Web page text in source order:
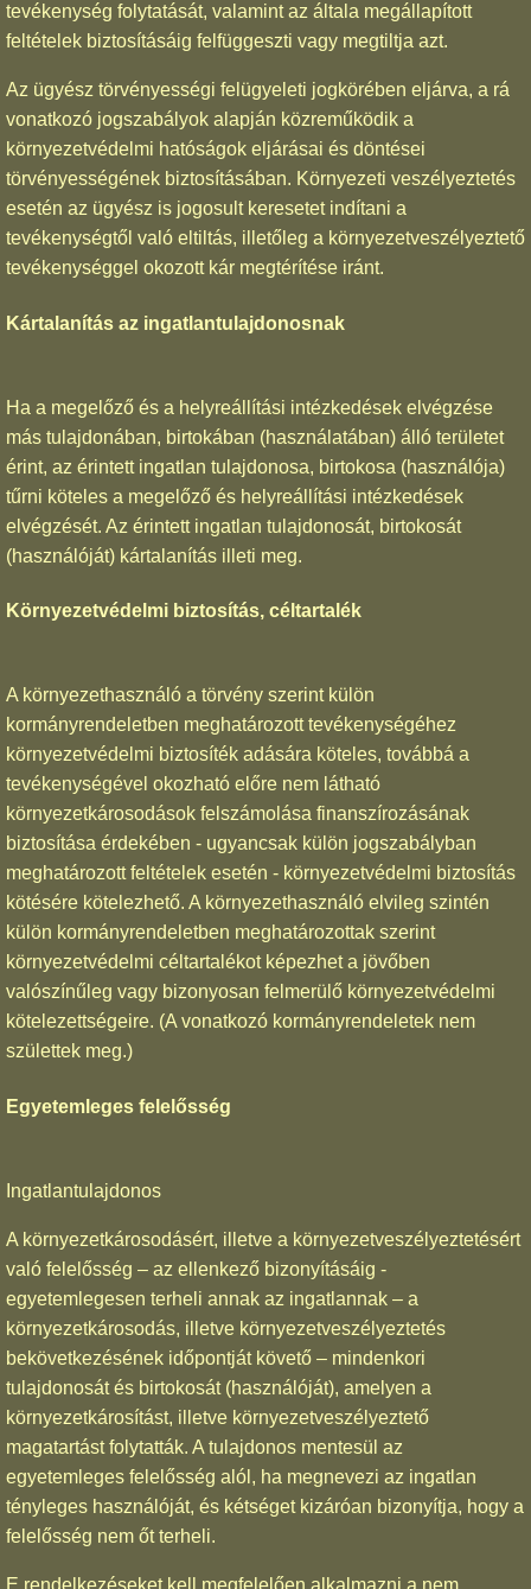
tevékenység folytatását, valamint az általa megállapított
feltételek biztosításáig felfüggeszti vagy megtiltja azt.
Az ügyész törvényességi felügyeleti jogkörében eljárva, a rá
vonatkozó jogszabályok alapján közreműködik a
környezetvédelmi hatóságok eljárásai és döntései
törvényességének biztosításában. Környezeti veszélyeztetés
esetén az ügyész is jogosult keresetet indítani a
tevékenységtől való eltiltás, illetőleg a környezetveszélyeztető
tevékenységgel okozott kár megtérítése iránt.
Kártalanítás az ingatlantulajdonosnak
Ha a megelőző és a helyreállítási intézkedések elvégzése
más tulajdonában, birtokában (használatában) álló területet
érint, az érintett ingatlan tulajdonosa, birtokosa (használója)
tűrni köteles a megelőző és helyreállítási intézkedések
elvégzését. Az érintett ingatlan tulajdonosát, birtokosát
(használóját) kártalanítás illeti meg.
Környezetvédelmi biztosítás, céltartalék
A környezethasználó a törvény szerint külön
kormányrendeletben meghatározott tevékenységéhez
környezetvédelmi biztosíték adására köteles, továbbá a
tevékenységével okozható előre nem látható
környezetkárosodások felszámolása finanszírozásának
biztosítása érdekében - ugyancsak külön jogszabályban
meghatározott feltételek esetén - környezetvédelmi biztosítás
kötésére kötelezhető. A környezethasználó elvileg szintén
külön kormányrendeletben meghatározottak szerint
környezetvédelmi céltartalékot képezhet a jövőben
valószínűleg vagy bizonyosan felmerülő környezetvédelmi
kötelezettségeire. (A vonatkozó kormányrendeletek nem
születtek meg.)
Egyetemleges felelősség
Ingatlantulajdonos
A környezetkárosodásért, illetve a környezetveszélyeztetésért
való felelősség – az ellenkező bizonyításáig -
egyetemlegesen terheli annak az ingatlannak – a
környezetkárosodás, illetve környezetveszélyeztetés
bekövetkezésének időpontját követő – mindenkori
tulajdonosát és birtokosát (használóját), amelyen a
környezetkárosítást, illetve környezetveszélyeztető
magatartást folytatták. A tulajdonos mentesül az
egyetemleges felelősség alól, ha megnevezi az ingatlan
tényleges használóját, és kétséget kizáróan bizonyítja, hogy a
felelősség nem őt terheli.
E rendelkezéseket kell megfelelően alkalmazni a nem